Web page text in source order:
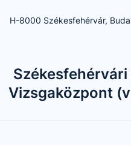
H-8000 Székesfehérvár,
Vizsgaközpont